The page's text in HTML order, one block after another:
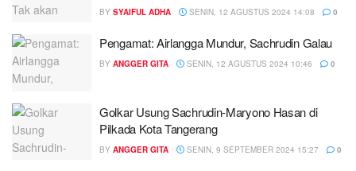
BY SYAIFUL ADHA SENIN, 12 AGUSTUS 2024 14:08 0
Pengamat: Airlangga Mundur, Sachrudin Galau
BY ANGGER GITA SENIN, 12 AGUSTUS 2024 10:46 0
Golkar Usung Sachrudin-Maryono Hasan di
Pilkada Kota Tangerang
BY ANGGER GITA SENIN, 9 SEPTEMBER 2024 15:27 0